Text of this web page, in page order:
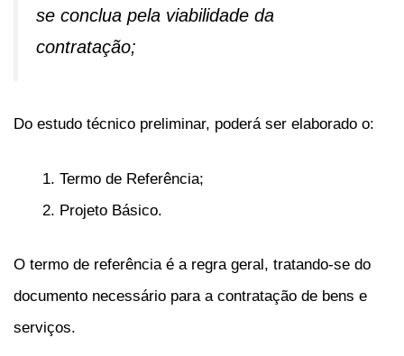
se conclua pela viabilidade da
contratação;
Do estudo técnico preliminar, poderá ser elaborado o:
Termo de Referência;
Projeto Básico.
O termo de referência é a regra geral, tratando-se do
documento necessário para a contratação de bens e
serviços.